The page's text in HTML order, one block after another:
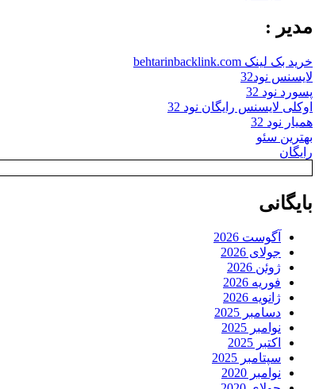
مدیر :
خرید بک لینک behtarinbacklink.com
لایسنس نود32
پسورد نود 32
اوکلی لایسنس رایگان نود 32
همیار نود 32
بهترین سئو
رایگان
بایگانی
آگوست 2026
جولای 2026
ژوئن 2026
فوریه 2026
ژانویه 2026
دسامبر 2025
نوامبر 2025
اکتبر 2025
سپتامبر 2025
نوامبر 2020